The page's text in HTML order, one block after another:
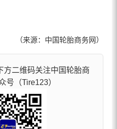
（来源：中国轮胎商务网）
方二维码关注中国轮胎商
号（Tire123）